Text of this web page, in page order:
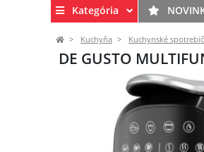
Kategória
Kuchyňa Kuchynské
DE GUSTO